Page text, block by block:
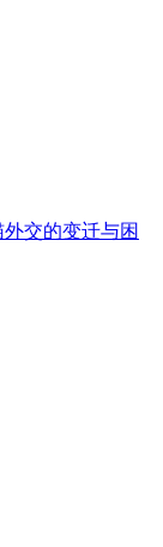
交的变迁与困